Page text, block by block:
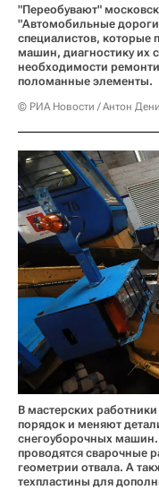
"Переобувают"
"Автомобильные
специалистов, которые
машин, диагностику их
необходимости
поломанные элементы.
© РИА Новости / Антон
В мастерских
порядок и меняют
снегоуборочных
проводятся сварочные
геометрии отвала. А
техпластины для